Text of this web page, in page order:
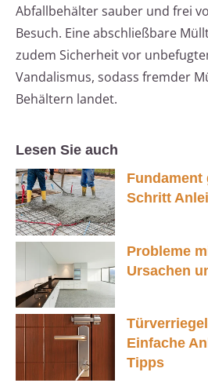
Abfallbehälter sauber und frei
Besuch. Eine abschließbare
zudem Sicherheit vor
Vandalismus, sodass fremder
Behältern landet.
Lesen Sie auch
Schritt
Probleme
Ursachen
Einfache
Tipps